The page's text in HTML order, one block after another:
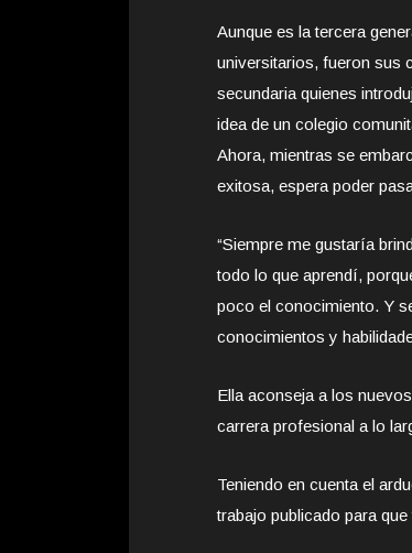
Aunque es la tercera
universitarios, fueron sus
secundaria quienes
idea de un colegio
Ahora, mientras se
exitosa, espera poder
“Siempre me gustaría
todo lo que aprendí,
poco el conocimiento. Y
conocimientos y
Ella aconseja a los
carrera profesional a lo
Teniendo en cuenta el
trabajo publicado para